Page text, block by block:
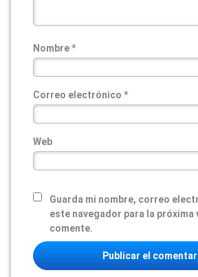
Nombre*
Correo electrónico *
Web
Guarda mi nombre, correo
este navegador para la próxima
comente.